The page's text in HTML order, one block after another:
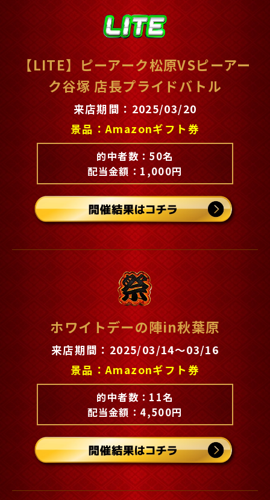
【LITE】ピーアーク松原VSピーアー
ク谷塚 店長プライドバトル
来店期間：2025/03/20
景品：Amazonギフト券
的中者数：50名
配当金額：1,000円
ホワイトデーの陣in秋葉原
来店期間：2025/03/14～03/16
景品：Amazonギフト券
的中者数：11名
配当金額：4,500円